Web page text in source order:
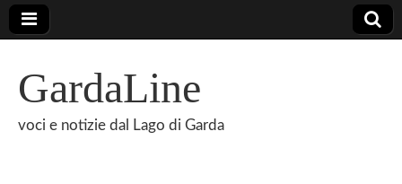
GardaLine
voci e notizie dal Lago di Garda